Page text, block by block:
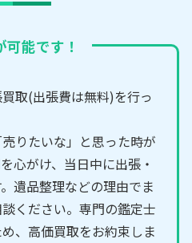
能です！
取(出張費は無料)を行っ
りたいな」と思った時が
心がけ、当日中に出張・
遺品整理などの理由でま
ください。専門の鑑定士
、高価買取をお約束しま